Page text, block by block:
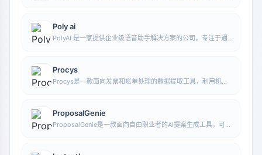
Poly ai
PolyAI 是一家提供企业级语音助手解决方案的公司，专注于通
Procys
Procys是一款面向发票和账单处理的数据提取工具，利用机器
ProposalGenie
ProposalGenie是一款面向自由职业者的AI提案生成工具，可为